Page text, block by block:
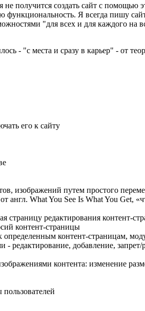
получится создать сайт с
Я всегда пишу
"для всех и для каждого
- "с места и сразу в карьер" - от
его к сайту
изображений путем простого
англ. What You See Is What You Get,
страницу редактирования контент-
контент-страницы
определенным контент-страницам,
редактирование, добавление,
контента: изменение